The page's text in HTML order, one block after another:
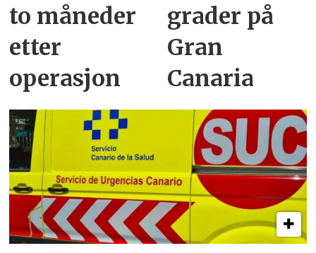
to måneder
etter
operasjon
grader på
Gran
Canaria